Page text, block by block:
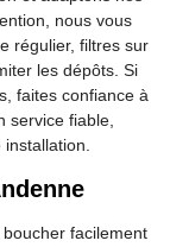
nous vous
régulier, filtres sur
les dépôts. Si
faites confiance à
service fiable,
boucher facilement